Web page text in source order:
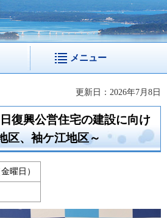
メニュー
更新日：2026年7月8日
復興公営住宅の建設に向け
区、袖ケ江地区～
曜日）